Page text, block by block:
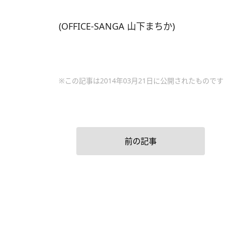
(OFFICE-SANGA 山下まちか)
※この記事は2014年03月21日に公開されたものです
前の記事